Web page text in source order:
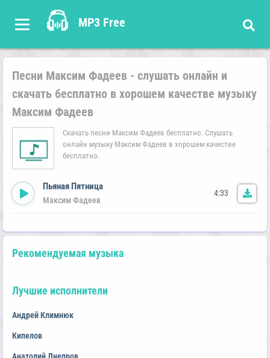
MP3 Free
Песни Максим Фадеев - слушать онлайн и
скачать бесплатно в хорошем качестве музыку
Максим Фадеев
Скачать песни Максим Фадеев бесплатно. Слушать
онлайн музыку Максим Фадеев в хорошем качестве
бесплатно.
Пьяная Пятница
Максим Фадеев
4:33
Рекомендуемая музыка
Лучшие исполнители
Андрей Климнюк
Кипелов